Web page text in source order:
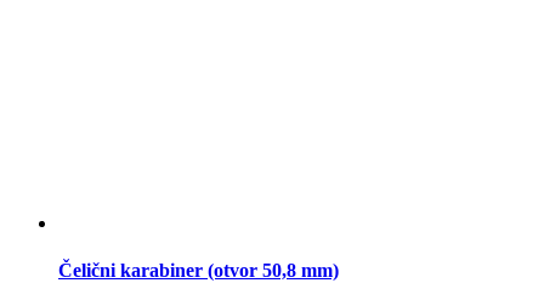
Čelični karabiner (otvor 50,8 mm)